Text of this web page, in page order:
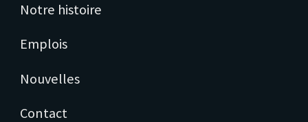
Notre histoire
Emplois
Nouvelles
Contact